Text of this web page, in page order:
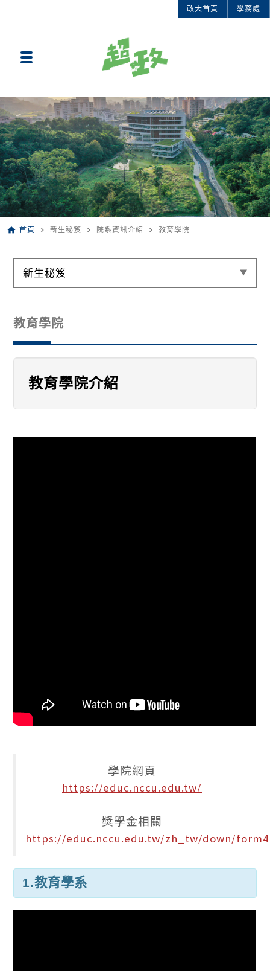
政大首頁 學務處
home 首頁 navigate_next 新生秘笈 navigate_next 院系資訊介紹 navigate_next 教育學院
新生秘笈
教育學院
教育學院介紹
學院網頁
https://educ.nccu.edu.tw/
獎學金相關
https://educ.nccu.edu.tw/zh_tw/down/form4
1.教育學系